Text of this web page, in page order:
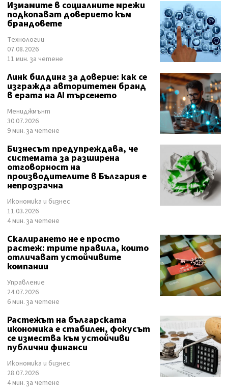
Измамите в социалните мрежи
подкопават доверието към
брандовете
Технологии
07.08.2026
11 мин. за четене
Линк билдинг за доверие: как се
изгражда авторитетен бранд
в ерата на AI търсенето
Мениджмънт
30.07.2026
9 мин. за четене
Бизнесът предупреждава, че
системата за разширена
отговорност на
производителите в България е
непрозрачна
Икономика и бизнес
11.03.2026
4 мин. за четене
Скалирането не е просто
растеж: трите правила, които
отличават устойчивите
компании
Управление
24.07.2026
6 мин. за четене
Растежът на българската
икономика е стабилен, фокусът
се измества към устойчиви
публични финанси
Икономика и бизнес
28.07.2026
4 мин. за четене